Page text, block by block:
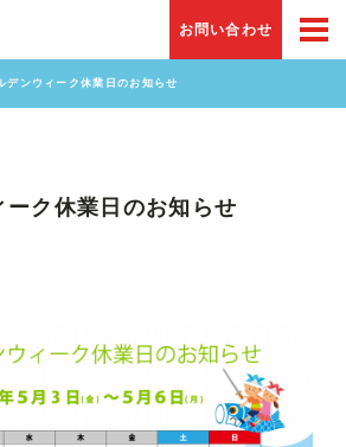
お問い合わせ
デンウィーク休業日のお知らせ
ーク休業日のお知らせ